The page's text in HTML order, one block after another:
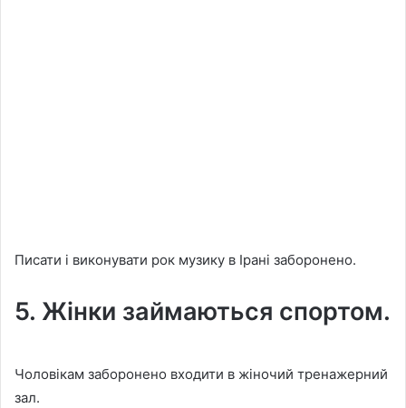
Писати і виконувати рок музику в Ірані заборонено.
5. Жінки займаються спортом.
Чоловікам заборонено входити в жіночий тренажерний
зал.